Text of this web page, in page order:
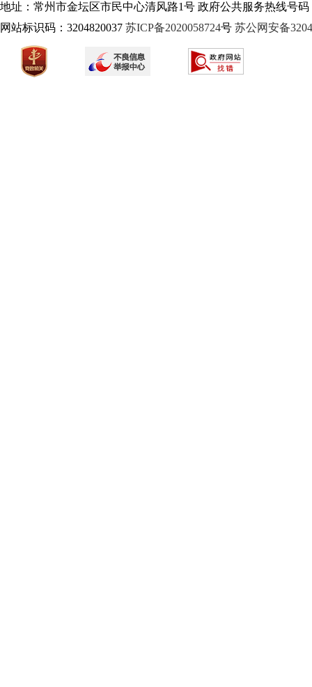
地址：常州市金坛区市民中心清风路1号 政府公共服务热线号码
网站标识码：3204820037 苏ICP备2020058724号 苏公网安备